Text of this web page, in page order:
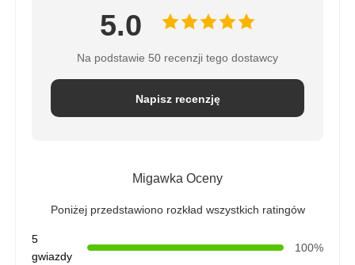
ciśnieniomierz
Wspornik RO
5.0
Na podstawie 50 recenzji tego dostawcy
Napisz recenzję
Migawka Oceny
Poniżej przedstawiono rozkład wszystkich ratingów
5
gwiazdy
100%